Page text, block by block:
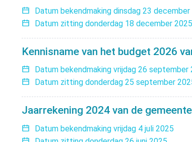
Datum bekendmaking dinsdag 23 december
Datum zitting donderdag 18 december 2025
Kennisname van het budget 2026
Datum bekendmaking vrijdag 26 september
Datum zitting donderdag 25 september
Jaarrekening 2024 van de
Datum bekendmaking vrijdag 4 juli 2025